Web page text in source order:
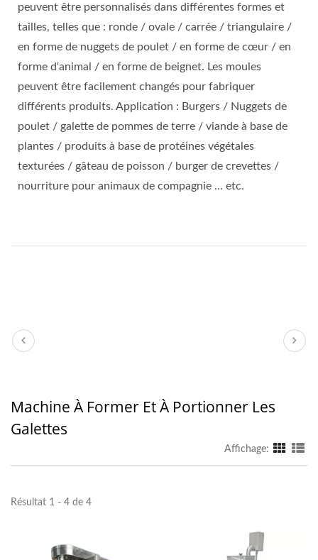
peuvent être personnalisés dans différentes formes et
tailles, telles que : ronde / ovale / carrée / triangulaire /
en forme de nuggets de poulet / en forme de cœur / en
forme d'animal / en forme de beignet. Les moules
peuvent être facilement changés pour fabriquer
différents produits. Application : Burgers / Nuggets de
poulet / galette de pommes de terre / viande à base de
plantes / produits à base de protéines végétales
texturées / gâteau de poisson / burger de crevettes /
nourriture pour animaux de compagnie ... etc.
Machine À Former Et À Portionner Les
Galettes
Affichage:
Résultat 1 - 4 de 4